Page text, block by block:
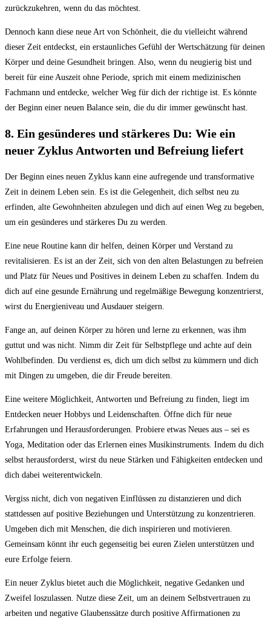
zurückzukehren, wenn du das möchtest.
Dennoch kann diese neue Art von Schönheit, die du vielleicht während
dieser Zeit entdeckst, ein erstaunliches Gefühl der Wertschätzung für deinen
Körper und deine Gesundheit bringen. Also, wenn du neugierig bist und
bereit für eine Auszeit ohne Periode, sprich mit einem medizinischen
Fachmann und entdecke, welcher Weg für dich der richtige ist. Es könnte
der Beginn einer neuen Balance sein, die du dir immer gewünscht hast.
8. Ein gesünderes und stärkeres Du: Wie ein
neuer Zyklus Antworten und Befreiung liefert
Der Beginn eines neuen Zyklus kann eine aufregende und transformative
Zeit in deinem Leben sein. Es ist die Gelegenheit, dich selbst neu zu
erfinden, alte Gewohnheiten abzulegen und dich auf einen Weg zu begeben,
um ein gesünderes und stärkeres Du zu werden.
Eine neue Routine kann dir helfen, deinen Körper und Verstand zu
revitalisieren. Es ist an der Zeit, sich von den alten Belastungen zu befreien
und Platz für Neues und Positives in deinem Leben zu schaffen. Indem du
dich auf eine gesunde Ernährung und regelmäßige Bewegung konzentrierst,
wirst du Energieniveau und Ausdauer steigern.
Fange an, auf deinen Körper zu hören und lerne zu erkennen, was ihm
guttut und was nicht. Nimm dir Zeit für Selbstpflege und achte auf dein
Wohlbefinden. Du verdienst es, dich um dich selbst zu kümmern und dich
mit Dingen zu umgeben, die dir Freude bereiten.
Eine weitere Möglichkeit, Antworten und Befreiung zu finden, liegt im
Entdecken neuer Hobbys und Leidenschaften. Öffne dich für neue
Erfahrungen und Herausforderungen. Probiere etwas Neues aus – sei es
Yoga, Meditation oder das Erlernen eines Musikinstruments. Indem du dich
selbst herausforderst, wirst du neue Stärken und Fähigkeiten entdecken und
dich dabei weiterentwickeln.
Vergiss nicht, dich von negativen Einflüssen zu distanzieren und dich
stattdessen auf positive Beziehungen und Unterstützung zu konzentrieren.
Umgeben dich mit Menschen, die dich inspirieren und motivieren.
Gemeinsam könnt ihr euch gegenseitig bei euren Zielen unterstützen und
eure Erfolge feiern.
Ein neuer Zyklus bietet auch die Möglichkeit, negative Gedanken und
Zweifel loszulassen. Nutze diese Zeit, um an deinem Selbstvertrauen zu
arbeiten und negative Glaubenssätze durch positive Affirmationen zu